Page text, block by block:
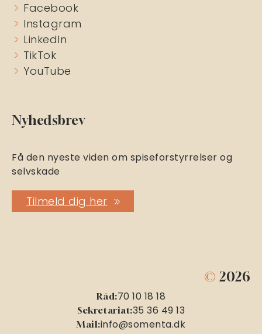
Facebook
Instagram
LinkedIn
TikTok
YouTube
Nyhedsbrev
Få den nyeste viden om spiseforstyrrelser og
selvskade
Tilmeld dig her
© 2026
Råd:70 10 18 18
Sekretariat:35 36 49 13
Mail:info@somenta.dk